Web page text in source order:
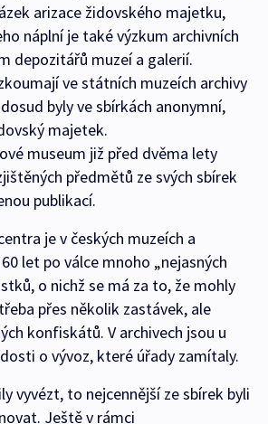
arizace židovského majetku,
náplní je také výzkum archivních
depozitářů muzeí a galerií.
ve státních muzeích archivy
byly ve sbírkách anonymní,
majetek.
museum již před dvěma lety
předmětů ze svých sbírek
publikací.
je v českých muzeích a
let po válce mnoho „nejasných
o nichž se má za to, že mohly
přes několik zastávek, ale
konfiskátů. V archivech jsou u
o vývoz, které úřady zamítaly.
vyvézt, to nejcennější ze sbírek byli
Ještě v rámci